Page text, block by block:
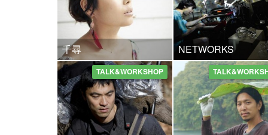
千尋 NETWORKS
TALK&WORKSHOP